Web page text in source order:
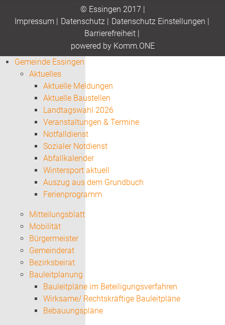
© Essingen 2017 |
Impressum | Datenschutz| Datenschutz Einstellungen |
Barrierefreiheit|
powered by Komm.ONE
Gemeinde Essingen
Aktuelles
Aktuelle Meldungen
Aktuelle Baustellen
Landtagswahl 2026
Veranstaltungen & Termine
Notfalldienst
Sozialer Notdienst
Abfallkalender
Wintersport aktuell
Auszug aus dem Grundbuch
Ferienprogramm
Mitteilungsblatt
Mobilität
Bürgermeister
Gemeinderat
Bezirksbeirat
Bauleitplanung
Bauleitpläne im Beteiligungsverfahren
Wirksame/ Rechtskräftige Bauleitpläne
Bebauungspläne